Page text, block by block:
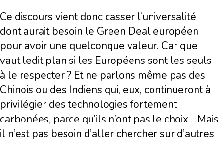
Ce discours vient donc casser l’universalité
dont aurait besoin le Green Deal européen
pour avoir une quelconque valeur. Car que
vaut ledit plan si les Européens sont les seuls
à le respecter ? Et ne parlons même pas des
Chinois ou des Indiens qui, eux, continueront à
privilégier des technologies fortement
carbonées, parce qu’ils n’ont pas le choix… Mais
il n’est pas besoin d’aller chercher sur d’autres